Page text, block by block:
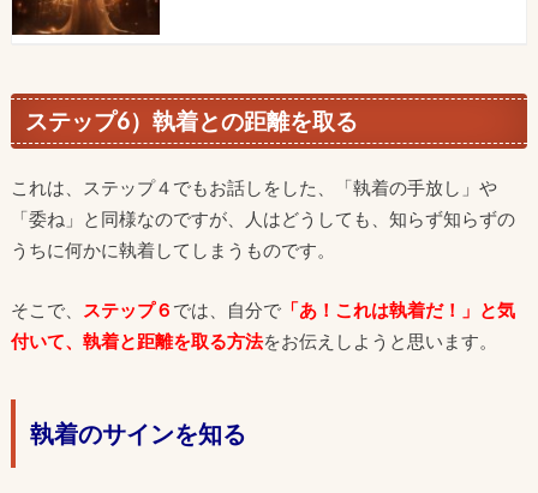
ステップ6）執着との距離を取る
これは、ステップ４でもお話しをした、「執着の手放し」や
「委ね」と同様なのですが、
人はどうしても、知らず知らずの
うちに何かに執着してしまうものです。
そこで、 ステップ６ では、自分で「あ！これは執着だ！」 と気
付いて、 執着と距離を取る方法をお伝えしようと思います。
執着のサインを知る